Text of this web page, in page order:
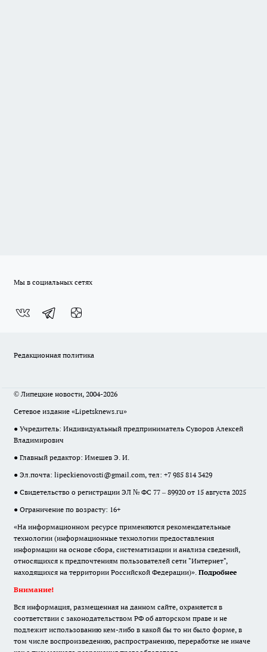
Мы в социальных сетях
Редакционная политика
© Липецкие новости, 2004-2026
Сетевое издание «Lipetsknews.ru»
● Учредитель: Индивидуальный предприниматель Суворов Алексей
Владимирович
● Главный редактор: Имешев Э. И.
● Эл.почта: lipeckienovosti@gmail.com, тел: +7 985 814 3429
● Свидетельство о регистрации ЭЛ № ФС 77 – 89920 от 15 августа 2025
● Ограничение по возрасту: 16+
«На информационном ресурсе применяются рекомендательные
технологии (информационные технологии предоставления
информации на основе сбора, систематизации и анализа сведений,
относящихся к предпочтениям пользователей сети "Интернет",
находящихся на территории Российской Федерации)». Подробнее
Внимание!
Вся информация, размещенная на данном сайте, охраняется в
соответствии с законодательством РФ об авторском праве и не
подлежит использованию кем-либо в какой бы то ни было форме, в
том числе воспроизведению, распространению, переработке не иначе